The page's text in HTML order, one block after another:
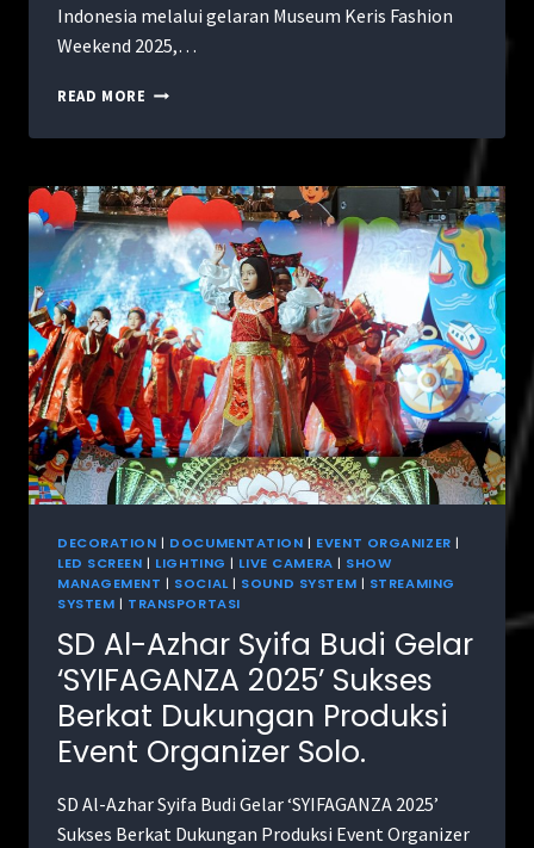
Indonesia melalui gelaran Museum Keris Fashion
Weekend 2025,…
READ MORE
DECORATION | DOCUMENTATION | EVENT ORGANIZER |
LED SCREEN | LIGHTING | LIVE CAMERA | SHOW
MANAGEMENT | SOCIAL| SOUND SYSTEM | STREAMING
SYSTEM | TRANSPORTASI
SD Al-Azhar Syifa Budi Gelar
‘SYIFAGANZA 2025’ Sukses
Berkat Dukungan Produksi
Event Organizer Solo.
SD Al-Azhar Syifa Budi Gelar ‘SYIFAGANZA 2025’
Sukses Berkat Dukungan Produksi Event Organizer